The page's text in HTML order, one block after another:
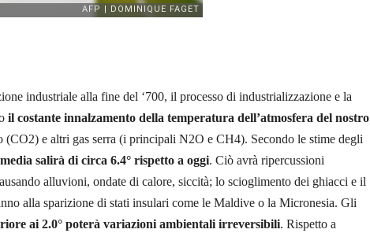
industriale alla fine del ‘700, il processo di industrializzazione e la
il costante innalzamento della temperatura dell’atmosfera del nostro
(CO2) e altri gas serra (i principali N2O e CH4). Secondo le stime degli
salirà di circa 6.4° rispetto a oggi. Ciò avrà ripercussioni
alluvioni, ondate di calore, siccità; lo scioglimento dei ghiacci e il
alla sparizione di stati insulari come le Maldive o la Micronesia. Gli
ai 2.0° poterà variazioni ambientali irreversibili. Rispetto a